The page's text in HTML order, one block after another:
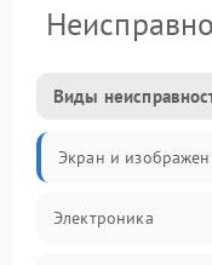
Виды
Экран и
Электроника